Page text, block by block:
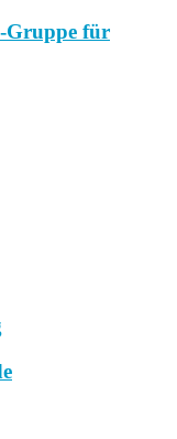
Gruppe für